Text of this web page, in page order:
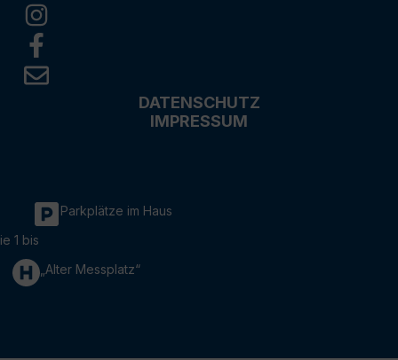
DATENSCHUTZ
IMPRESSUM
Parkplätze im Haus
1 bis
„Alter Messplatz“